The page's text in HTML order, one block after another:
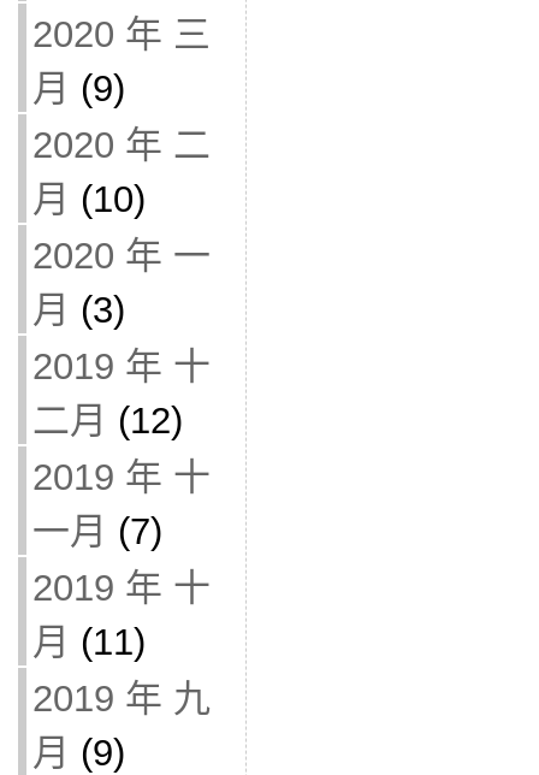
2020 年 三
月 (9)
2020 年 二
月 (10)
2020 年 一
月 (3)
2019 年 十
二月 (12)
2019 年 十
一月 (7)
2019 年 十
月 (11)
2019 年 九
月 (9)